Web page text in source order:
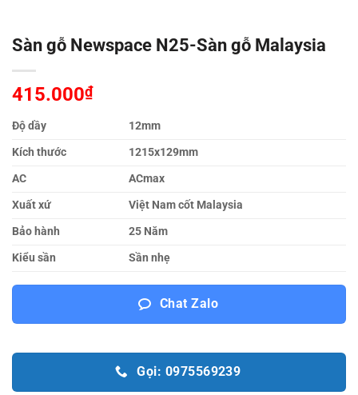
Sàn gỗ Newspace N25-Sàn gỗ Malaysia
415.000₫
Độ dầy
12mm
Kích thước
1215x129mm
AC
ACmax
Xuất xứ
Việt Nam cốt Malaysia
Bảo hành
25 Năm
Kiểu sần
Sần nhẹ
Chat Zalo
Gọi: 0975569239